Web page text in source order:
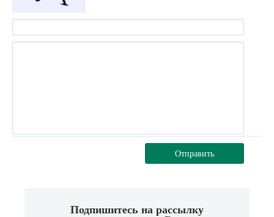
Отправить
Подпишитесь на рассылку